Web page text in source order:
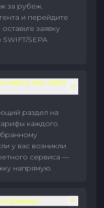
за рубеж.
и перейдите
заявку
SEPA
карту или eSIM
раздел на
каждого
у вас возникли
сервиса —
напрямую.